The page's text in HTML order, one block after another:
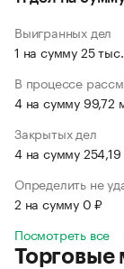
Выигранных дел
1 на сумму 25
В процессе
4 на сумму 99,72
Закрытых дел
4 на сумму
Определить не
2 на сумму 0 ₽
Посмотреть все
Торговые